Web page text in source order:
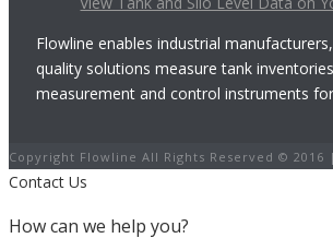
Flowline enables industrial
quality solutions measure tank
measurement and control instruments
Copyright Flowline All Rights Reserved © 2016 |
Contact Us
How can we help you?